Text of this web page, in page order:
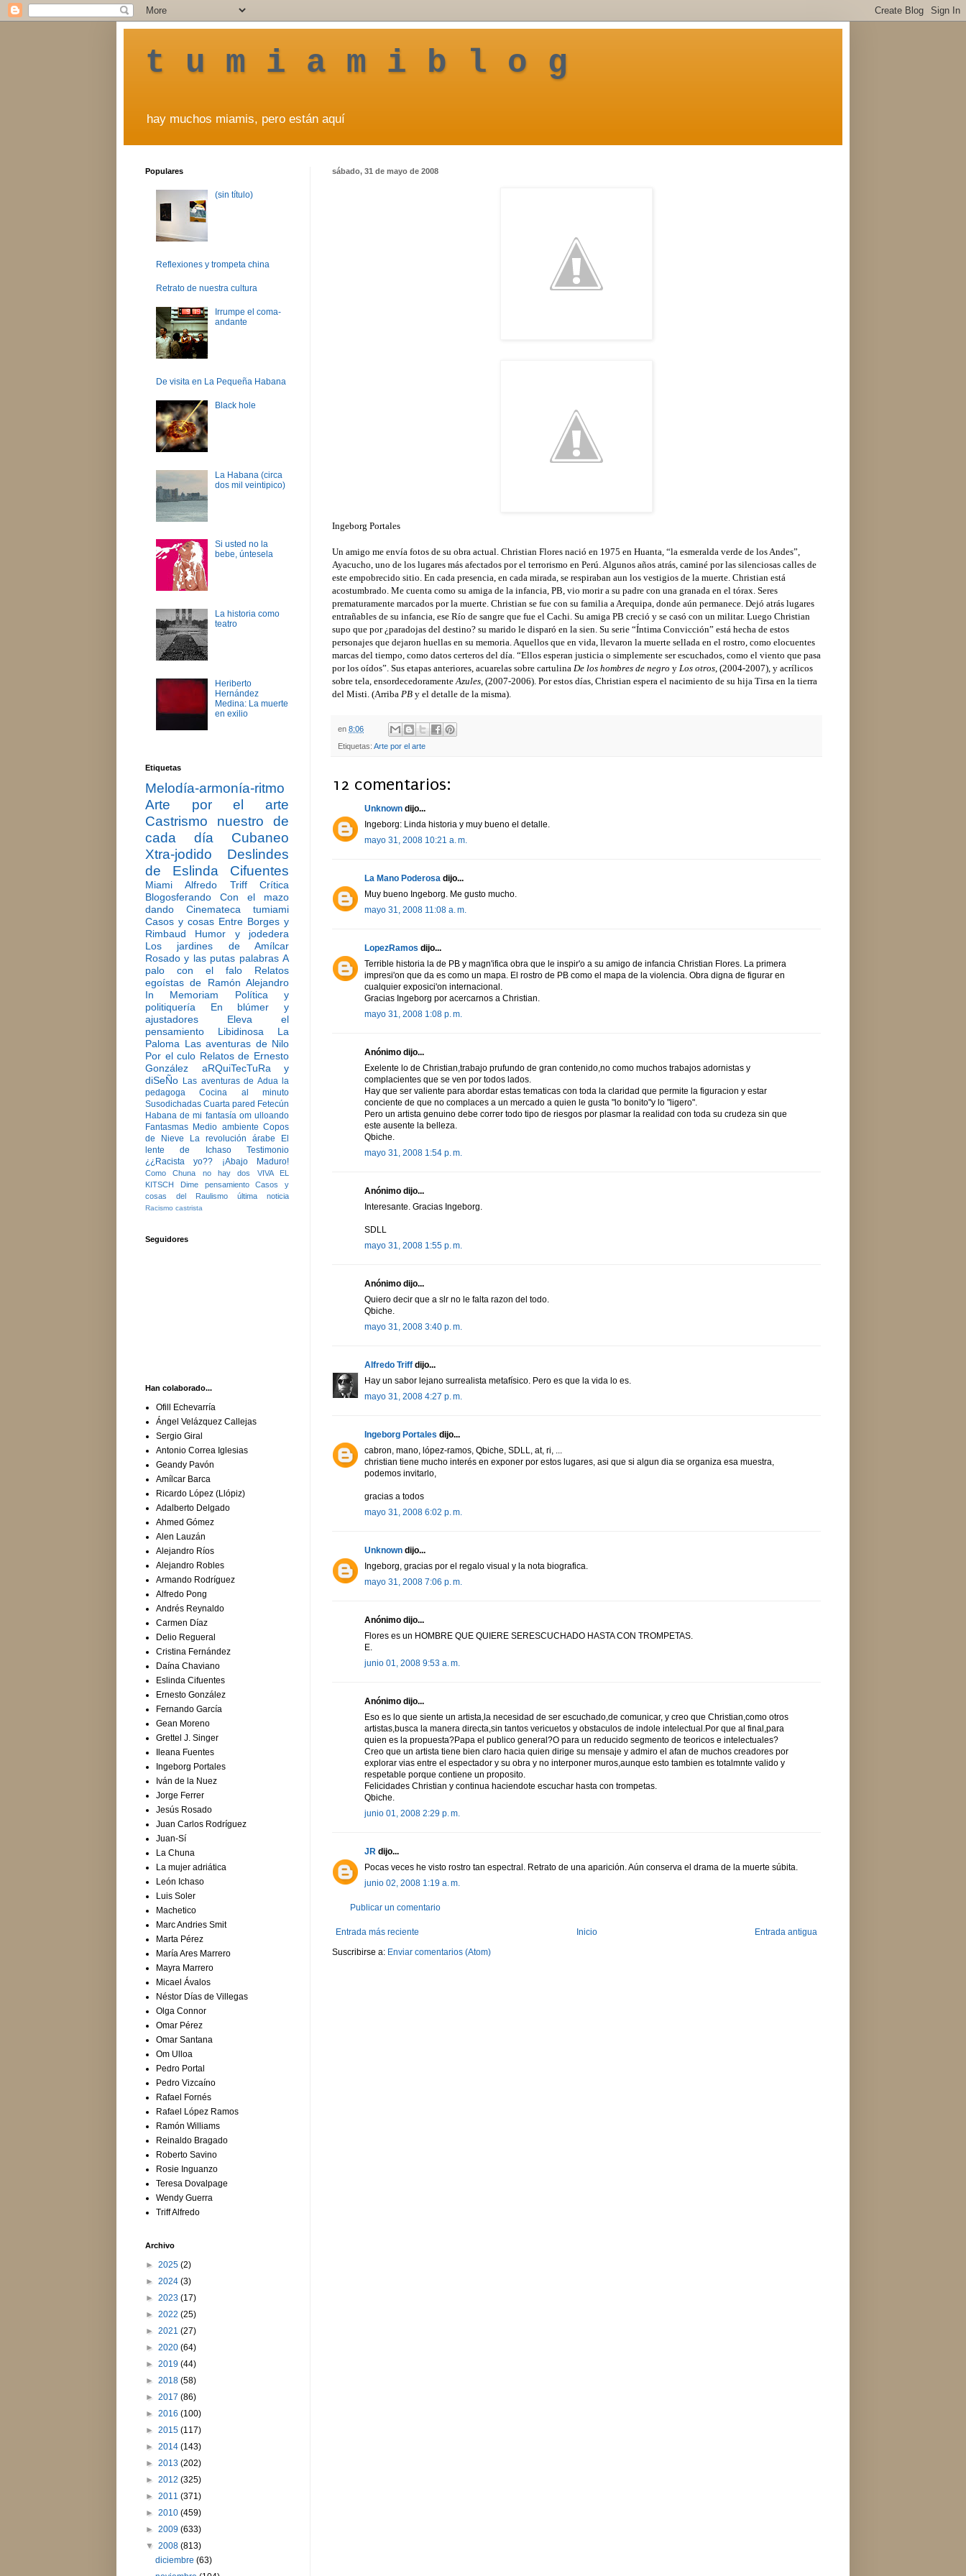
t u m i a m i b l o g
hay muchos miamis, pero están aquí
sábado, 31 de mayo de 2008
Ingeborg Portales
Un amigo me envía fotos de su obra actual. Christian Flores nació en 1975 en Huanta, “la esmeralda verde de los Andes”,
Ayacucho, uno de los lugares más afectados por el terrorismo en Perú. Algunos años atrás, caminé por las silenciosas calles de
este empobrecido sitio. En cada presencia, en cada mirada, se respiraban aun los vestigios de la muerte. Christian está
acostumbrado. Me cuenta como su amiga de la infancia, PB, vio morir a su padre con una granada en el tórax. Seres
prematuramente marcados por la muerte. Christian se fue con su familia a Arequipa, donde aún permanece. Dejó atrás lugares
entrañables de su infancia, ese Río de sangre que fue el Cachi. Su amiga PB creció y se casó con un militar. Luego Christian
supo que por ¿paradojas del destino? su marido le disparó en la sien. Su serie “Íntima Convicción” está hecha de estos
personajes que dejaron huellas en su memoria. Aquellos que en vida, llevaron la muerte sellada en el rostro, como elocuentes
marcas del tiempo, como datos certeros del día. “Ellos esperan justicia o simplemente ser escuchados, como el viento que pasa
por los oídos”. Sus etapas anteriores, acuarelas sobre cartulina De los hombres de negro y Los otros , (2004-2007), y acrílicos
sobre tela, ensordecedoramente Azules , (2007-2006). Por estos días, Christian espera el nacimiento de su hija Tirsa en la tierra
del Misti. (Arriba PB y el detalle de la misma).
en 8:06
Etiquetas: Arte por el arte
12 comentarios:
Unknown dijo...
Ingeborg: Linda historia y muy bueno el detalle.
mayo 31, 2008 10:21 a. m.
La Mano Poderosa dijo...
Muy bueno Ingeborg. Me gusto mucho.
mayo 31, 2008 11:08 a. m.
LopezRamos dijo...
Terrible historia la de PB y magn'ifica obra que le inspir'o a su amigo de infancia Christian Flores. La primera
impresi'on que da es como un mapa. El rostro de PB como el mapa de la violencia. Obra digna de figurar en
cualquier exposici'on internacional.
Gracias Ingeborg por acercarnos a Christian.
mayo 31, 2008 1:08 p. m.
Anónimo dijo...
Exelente lo de Christian,trabajo prufundo de gran contenido,no como muchos trabajos adornistas y
complacientes que se ven por todos lados.
Hay que ser valiente para abordar estas tematicas con toda la claridad que permite la figuracion y estar
conciente de que no complaces a un mercado a quien le gusta "lo bonito"y lo "ligero".
Pero un artista genuino debe correr todo tipo de riesgos por plasmar la realidad con toda su crudeza sin que
este ausente la belleza.
Qbiche.
mayo 31, 2008 1:54 p. m.
Anónimo dijo...
Interesante. Gracias Ingeborg.
SDLL
mayo 31, 2008 1:55 p. m.
Anónimo dijo...
Quiero decir que a slr no le falta razon del todo.
Qbiche.
mayo 31, 2008 3:40 p. m.
Alfredo Triff dijo...
Hay un sabor lejano surrealista metafísico. Pero es que la vida lo es.
mayo 31, 2008 4:27 p. m.
Ingeborg Portales dijo...
cabron, mano, lópez-ramos, Qbiche, SDLL, at, ri, ...
christian tiene mucho interés en exponer por estos lugares, asi que si algun dia se organiza esa muestra,
podemos invitarlo,
gracias a todos
mayo 31, 2008 6:02 p. m.
Unknown dijo...
Ingeborg, gracias por el regalo visual y la nota biografica.
mayo 31, 2008 7:06 p. m.
Anónimo dijo...
Flores es un HOMBRE QUE QUIERE SERESCUCHADO HASTA CON TROMPETAS.
E.
junio 01, 2008 9:53 a. m.
Anónimo dijo...
Eso es lo que siente un artista,la necesidad de ser escuchado,de comunicar, y creo que Christian,como otros
artistas,busca la manera directa,sin tantos vericuetos y obstaculos de indole intelectual.Por que al final,para
quien es la propuesta?Papa el publico general?O para un reducido segmento de teoricos e intelectuales?
Creo que un artista tiene bien claro hacia quien dirige su mensaje y admiro el afan de muchos creadores por
explorar vias entre el espectador y su obra y no interponer muros,aunque esto tambien es totalmnte valido y
respetable porque contiene un proposito.
Felicidades Christian y continua haciendote escuchar hasta con trompetas.
Qbiche.
junio 01, 2008 2:29 p. m.
JR dijo...
Pocas veces he visto rostro tan espectral. Retrato de una aparición. Aún conserva el drama de la muerte súbita.
junio 02, 2008 1:19 a. m.
Publicar un comentario
Entrada más reciente Entrada antigua
Inicio
Suscribirse a: Enviar comentarios (Atom)
Populares
(sin título)
Reflexiones y trompeta china
Retrato de nuestra cultura
Irrumpe el coma-
andante
De visita en La Pequeña Habana
Black hole
La Habana (circa
dos mil veintipico)
Si usted no la
bebe, úntesela
La historia como
teatro
Heriberto
Hernández
Medina: La muerte
en exilio
Etiquetas
Melodía-armonía-ritmo
Arte por el arte
Castrismo nuestro de
cada día
Cubaneo
Xtra-jodido
Deslindes
de Eslinda Cifuentes
Miami Alfredo Triff
Crítica
Blogosferando
Con el mazo
dando
Cinemateca tumiami
Casos y cosas Entre Borges y
Rimbaud
Humor y jodedera
Los jardines de Amílcar
Rosado y las putas palabras A
palo con el falo
Relatos
egoístas de Ramón Alejandro
In Memoriam
Política y
politiquería
En blúmer y
ajustadores
Eleva el
pensamiento
Libidinosa
La
Paloma Las aventuras de Nilo
Por el culo Relatos de Ernesto
González
aRQuiTecTuRa y
diSeÑo Las aventuras de Adua la
pedagoga
Cocina al minuto
Susodichadas Cuarta pared Fetecún
Habana de mi fantasía om ulloando
Fantasmas Medio ambiente Copos
de Nieve
La revolución árabe
El
lente de Ichaso
Testimonio
¿¿Racista yo??
¡Abajo Maduro!
Como Chuna no hay dos
VIVA EL
KITSCH
Dime pensamiento
Casos y
cosas del Raulismo
última noticia
Racismo castrista
Seguidores
Han colaborado...
Ofill Echevarría
Ángel Velázquez Callejas
Sergio Giral
Antonio Correa Iglesias
Geandy Pavón
Amílcar Barca
Ricardo López (Llópiz)
Adalberto Delgado
Ahmed Gómez
Alen Lauzán
Alejandro Ríos
Alejandro Robles
Armando Rodríguez
Alfredo Pong
Andrés Reynaldo
Carmen Díaz
Delio Regueral
Cristina Fernández
Daína Chaviano
Eslinda Cifuentes
Ernesto González
Fernando García
Gean Moreno
Grettel J. Singer
Ileana Fuentes
Ingeborg Portales
Iván de la Nuez
Jorge Ferrer
Jesús Rosado
Juan Carlos Rodríguez
Juan-Sí
La Chuna
La mujer adriática
León Ichaso
Luis Soler
Machetico
Marc Andries Smit
Marta Pérez
María Ares Marrero
Mayra Marrero
Micael Ávalos
Néstor Días de Villegas
Olga Connor
Omar Pérez
Omar Santana
Om Ulloa
Pedro Portal
Pedro Vizcaíno
Rafael Fornés
Rafael López Ramos
Ramón Williams
Reinaldo Bragado
Roberto Savino
Rosie Inguanzo
Teresa Dovalpage
Wendy Guerra
Triff Alfredo
Archivo
► 2025 (2)
► 2024 (3)
► 2023 (17)
► 2022 (25)
► 2021 (27)
► 2020 (64)
► 2019 (44)
► 2018 (58)
► 2017 (86)
► 2016 (100)
► 2015 (117)
► 2014 (143)
► 2013 (202)
► 2012 (325)
► 2011 (371)
► 2010 (459)
► 2009 (633)
▼ 2008 (813)
diciembre(63)